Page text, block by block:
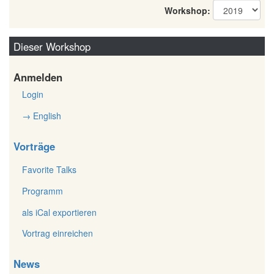
Workshop:
Dieser Workshop
Anmelden
Login
→ English
Vorträge
Favorite Talks
Programm
als iCal exportieren
Vortrag einreichen
News